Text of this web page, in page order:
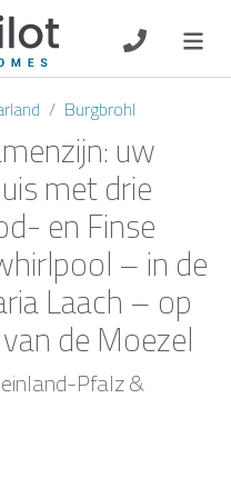
FR
Burgbrohl
uw
met drie
en Finse
– in de
Laach – op
de Moezel
Pfalz &